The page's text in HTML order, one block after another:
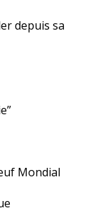
depuis sa
Mondial